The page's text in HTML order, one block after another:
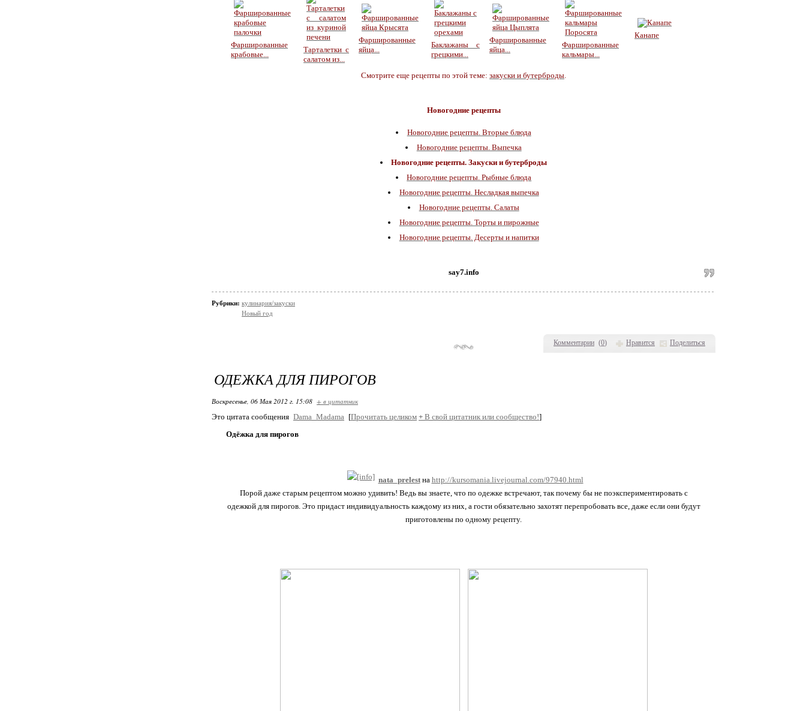
Комментарии (0) Нравится Поделиться
Фаршированные
крабовые...
Тарталетки с
салатом из...
Фаршированные
яйца...
Баклажаны с
грецкими...
Фаршированные
яйца...
Фаршированные
кальмары...
Канапе
Смотрите еще рецепты по этой теме: закуски и бутерброды.
Новогодние рецепты
Новогодние рецепты. Вторые блюда
Новогодние рецепты. Выпечка
Новогодние рецепты. Закуски и бутерброды
Новогодние рецепты. Рыбные блюда
Новогодние рецепты. Несладкая выпечка
Новогодние рецепты. Салаты
Новогодние рецепты. Торты и пирожные
Новогодние рецепты. Десерты и напитки
say7.info
Рубрики: кулинария/закуски
Новый год
ОДЕЖКА ДЛЯ ПИРОГОВ
Воскресенье, 06 Мая 2012 г. 15:08 + в цитатник
Это цитата сообщения Dama_Madama [Прочитать целиком + В свой цитатник или сообщество!]
Одёжка для пирогов
nata_prelestна http://kursomania.livejournal.com/97940.html
Порой даже старым рецептом можно удивить! Ведь вы знаете, что по одежке встречают, так почему бы не поэкспериментировать с
одежкой для пирогов. Это придаст индивидуальность каждому из них, а гости обязательно захотят перепробовать все, даже если они будут
приготовлены по одному рецепту.